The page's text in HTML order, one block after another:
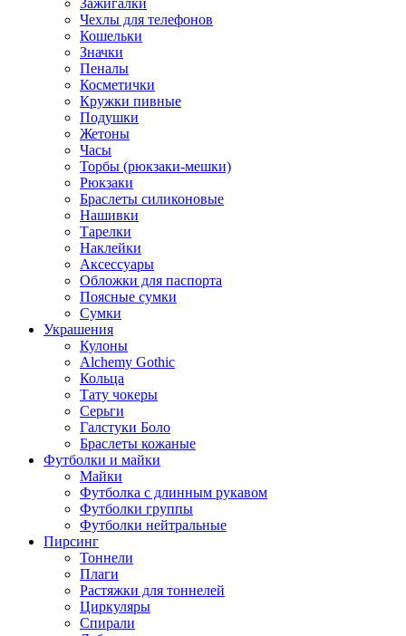
Зажигалки
Чехлы для телефонов
Кошельки
Значки
Пеналы
Косметички
Кружки пивные
Подушки
Жетоны
Часы
Торбы (рюкзаки-мешки)
Рюкзаки
Браслеты силиконовые
Нашивки
Тарелки
Наклейки
Аксессуары
Обложки для паспорта
Поясные сумки
Сумки
Украшения
Кулоны
Alchemy Gothic
Кольца
Тату чокеры
Серьги
Галстуки Боло
Браслеты кожаные
Футболки и майки
Майки
Футболка с длинным рукавом
Футболки группы
Футболки нейтральные
Пирсинг
Тоннели
Плаги
Растяжки для тоннелей
Циркуляры
Спирали